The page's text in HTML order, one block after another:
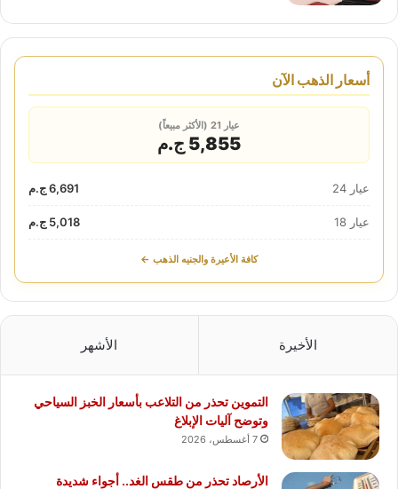
أسعار الذهب الآن
عيار 21 (الأكثر مبيعاً)
5,855 ج.م
عيار 24 6,691 ج.م
عيار 18 5,018 ج.م
كافة الأعيرة والجنيه الذهب ←
الأخيرة الأشهر
التموين تحذر من التلاعب بأسعار الخبز السياحي
وتوضح آليات الإبلاغ
7 أغسطس، 2026
الأرصاد تحذر من طقس الغد.. أجواء شديدة